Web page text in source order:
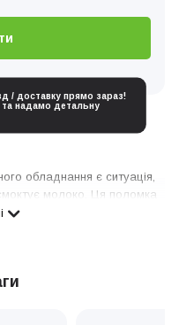
/ доставку прямо зараз!
та надамо детальну
обладнання є ситуація,
молоко. Ця поломка
експлуатацією апарата,